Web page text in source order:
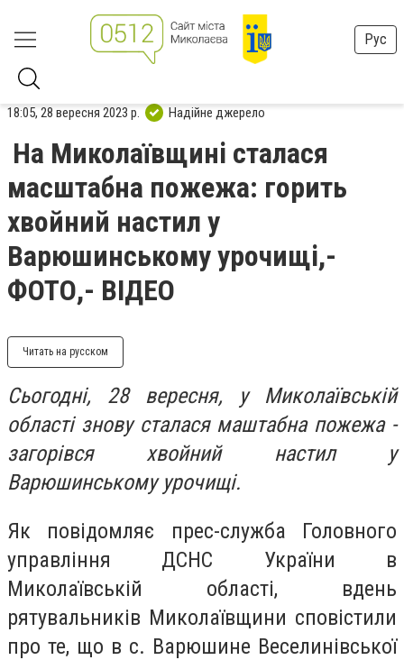
Рус
18:05, 28 вересня 2023 р. Надійне джерело
На Миколаївщині сталася
масштабна пожежа: горить
хвойний настил у
Варюшинському урочищі,-
ФОТО,- ВІДЕО
Читать на русском
Сьогодні, 28 вересня, у Миколаївській
області знову сталася маштабна пожежа -
загорівся хвойний настил у
Варюшинському урочищі.
Як повідомляє прес-служба Головного
управління ДСНС України в
Миколаївській області, вдень
рятувальників Миколаївщини сповістили
про те, що в с. Варюшине Веселинівської